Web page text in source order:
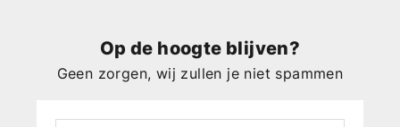
Op de hoogte blijven?
Geen zorgen, wij zullen je niet spammen